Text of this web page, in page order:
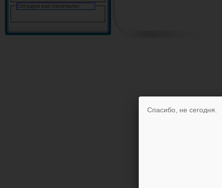
Сегодня нас посетили:
Спасибо, не сегодня.